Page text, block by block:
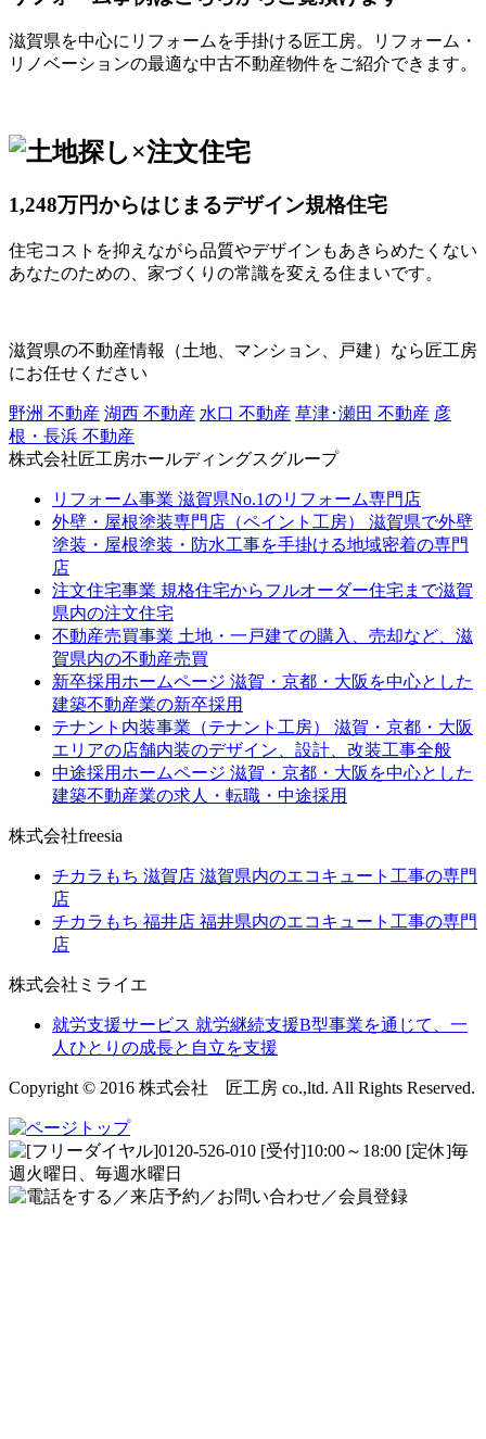
滋賀県を中心にリフォームを手掛ける匠工房。リフォーム・
リノベーションの最適な中古不動産物件をご紹介できます。
1,248万円からはじまるデザイン規格住宅
住宅コストを抑えながら品質やデザインもあきらめたくない
あなたのための、家づくりの常識を変える住まいです。
滋賀県の不動産情報（土地、マンション、戸建）なら匠工房
にお任せください
野洲 不動産 湖西 不動産 水口 不動産 草津･瀬田 不動産 彦
根・長浜 不動産
株式会社匠工房ホールディングスグループ
リフォーム事業 滋賀県No.1のリフォーム専門店
外壁・屋根塗装専門店（ペイント工房）
滋賀県で外壁
塗装・屋根塗装・防水工事を手掛ける地域密着の専門
店
注文住宅事業 規格住宅からフルオーダー住宅まで滋賀
県内の注文住宅
不動産売買事業 土地・一戸建ての購入、売却など、滋
賀県内の不動産売買
新卒採用ホームページ 滋賀・京都・大阪を中心とした
建築不動産業の新卒採用
テナント内装事業（テナント工房）
滋賀・京都・大阪
エリアの店舗内装のデザイン、設計、改装工事全般
中途採用ホームページ 滋賀・京都・大阪を中心とした
建築不動産業の求人・転職・中途採用
株式会社freesia
チカラもち 滋賀店 滋賀県内のエコキュート工事の専門
店
チカラもち 福井店 福井県内のエコキュート工事の専門
店
株式会社ミライエ
就労支援サービス 就労継続支援B型事業を通じて、一
人ひとりの成長と自立を支援
Copyright © 2016 株式会社 匠工房 co.,ltd. All Rights Reserved.